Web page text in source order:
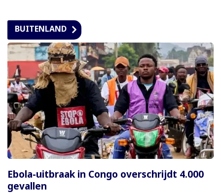
BUITENLAND
Ebola-uitbraak in Congo overschrijdt 4.000
gevallen